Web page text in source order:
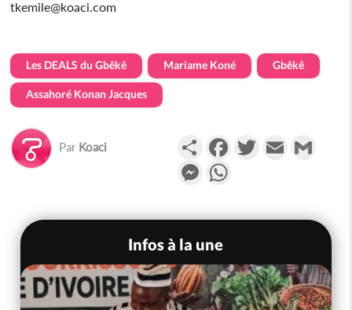
tkemile@koaci.com
Les DEALS du Gbêkê Mariame Koné Gbêkê
Assahoré Konan Jacques
Par Koaci PartagerFacebookTwitterEmail
Messenger
Infos à la une